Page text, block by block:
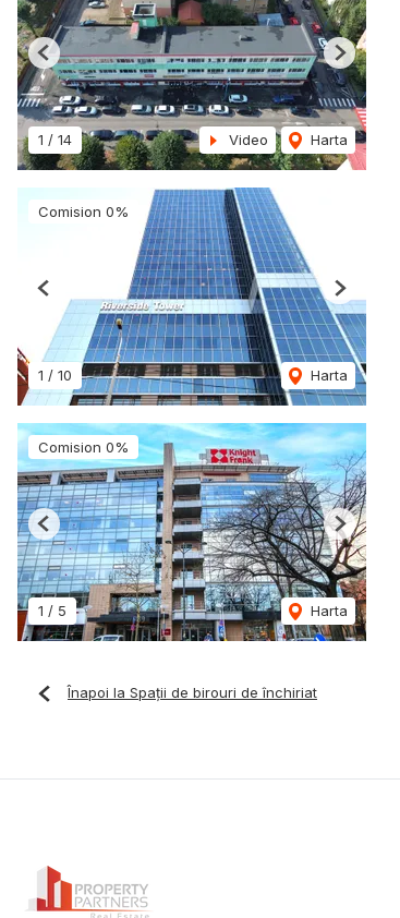
1 / 14 Video Harta
Previous Next
Comision 0%
1 / 10 Harta
Previous Next
Comision 0%
1 / 5 Harta
Previous Next
Înapoi la Spații de birouri de închiriat